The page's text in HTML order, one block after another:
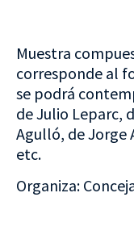
Muestra
corresponde al
se podrá
de Julio Leparc,
Agulló, de Jorge
etc.
Organiza: